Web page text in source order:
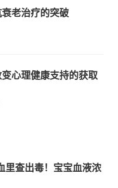
老治疗的突破
心理健康支持的获取
里查出毒！宝宝血液浓